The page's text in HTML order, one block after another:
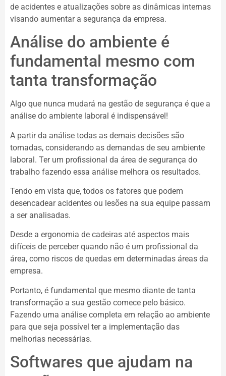
de acidentes e atualizações sobre as dinâmicas internas
visando aumentar a segurança da empresa.
Análise do ambiente é
fundamental mesmo com
tanta transformação
Algo que nunca mudará na gestão de segurança é que a
análise do ambiente laboral é indispensável!
A partir da análise todas as demais decisões são
tomadas, considerando as demandas de seu ambiente
laboral. Ter um profissional da área de segurança do
trabalho fazendo essa análise melhora os resultados.
Tendo em vista que, todos os fatores que podem
desencadear acidentes ou lesões na sua equipe passam
a ser analisadas.
Desde a ergonomia de cadeiras até aspectos mais
difíceis de perceber quando não é um profissional da
área, como riscos de quedas em determinadas áreas da
empresa.
Portanto, é fundamental que mesmo diante de tanta
transformação a sua gestão comece pelo básico.
Fazendo uma análise completa em relação ao ambiente
para que seja possível ter a implementação das
melhorias necessárias.
Softwares que ajudam na